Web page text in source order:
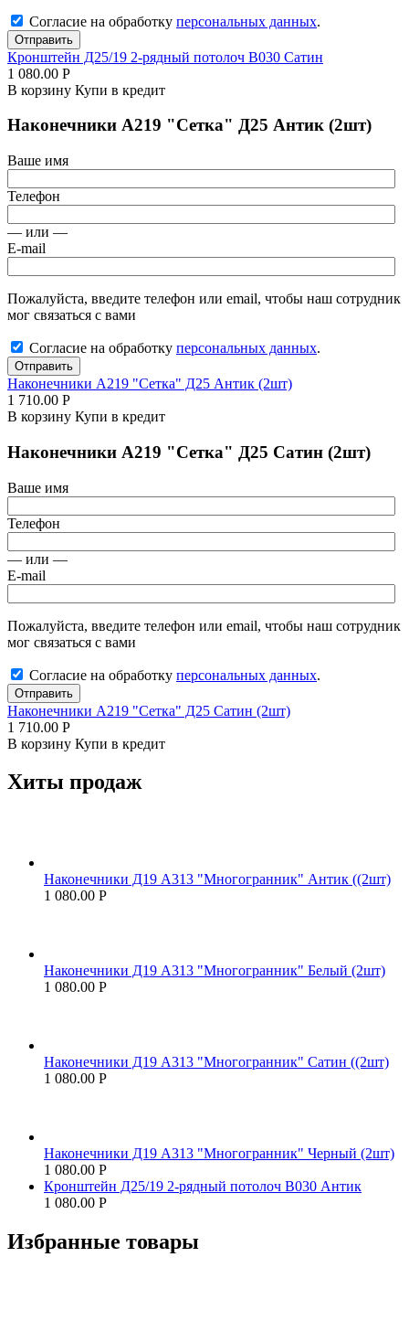
Согласие на обработку персональных данных.
Отправить
Кронштейн Д25/19 2-рядный потолоч В030 Сатин
1 080.00 Р
В корзину Купи в кредит
Наконечники А219 "Сетка" Д25 Антик (2шт)
Ваше имя
Телефон
— или —
E-mail
Пожалуйста, введите телефон или email, чтобы наш сотрудник
мог связаться с вами
Согласие на обработку персональных данных.
Отправить
Наконечники А219 "Сетка" Д25 Антик (2шт)
1 710.00 Р
В корзину Купи в кредит
Наконечники А219 "Сетка" Д25 Сатин (2шт)
Ваше имя
Телефон
— или —
E-mail
Пожалуйста, введите телефон или email, чтобы наш сотрудник
мог связаться с вами
Согласие на обработку персональных данных.
Отправить
Наконечники А219 "Сетка" Д25 Сатин (2шт)
1 710.00 Р
В корзину Купи в кредит
Хиты продаж
Наконечники Д19 А313 "Многогранник" Антик ((2шт)
1 080.00 Р
Наконечники Д19 А313 "Многогранник" Белый (2шт)
1 080.00 Р
Наконечники Д19 А313 "Многогранник" Сатин ((2шт)
1 080.00 Р
Наконечники Д19 А313 "Многогранник" Черный (2шт)
1 080.00 Р
Кронштейн Д25/19 2-рядный потолоч В030 Антик
1 080.00 Р
Избранные товары